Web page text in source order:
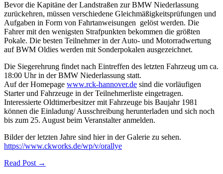
Bevor die Kapitäne der Landstraßen zur BMW Niederlassung
zurückehren, müssen verschiedene Gleichmäßigkeitsprüfungen und
Aufgaben in Form von Fahrtanweisungen gelöst werden. Die
Fahrer mit den wenigsten Strafpunkten bekommen die größten
Pokale. Die besten Teilnehmer in der Auto- und Motorradwertung
auf BWM Oldies werden mit Sonderpokalen ausgezeichnet.
Die Siegerehrung findet nach Eintreffen des letzten Fahrzeug um ca.
18:00 Uhr in der BMW Niederlassung statt.
Auf der Homepage www.rck-hannover.de sind die vorläufigen
Starter und Fahrzeuge in der Teilnehmerliste eingetragen.
Interessierte Oldtimerbesitzer mit Fahrzeuge bis Baujahr 1981
können die Einladung/ Ausschreibung herunterladen und sich noch
bis zum 25. August beim Veranstalter anmelden.
Bilder der letzten Jahre sind hier in der Galerie zu sehen.
https://www.ckworks.de/wp/v/orallye
Read Post →